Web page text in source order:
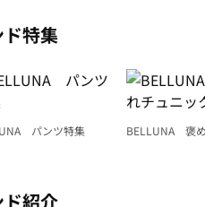
特集
パンツ特集
BELLUNA 褒
紹介